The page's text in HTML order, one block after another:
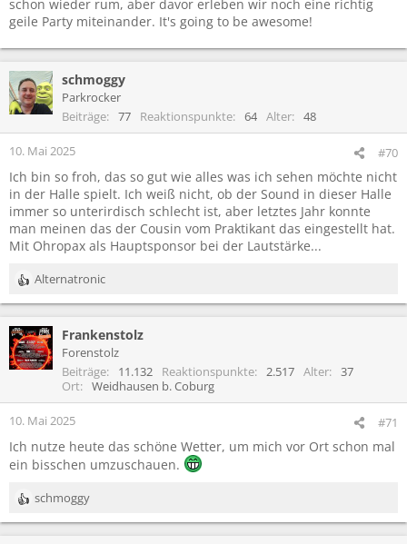
schon wieder rum, aber davor erleben wir noch eine richtig
geile Party miteinander. It's going to be awesome!
schmoggy
Parkrocker
Beiträge
77 Reaktionspunkte 64 Alter 48
10. Mai 2025 #70
Ich bin so froh, das so gut wie alles was ich sehen möchte nicht
in der Halle spielt. Ich weiß nicht, ob der Sound in dieser Halle
immer so unterirdisch schlecht ist, aber letztes Jahr konnte
man meinen das der Cousin vom Praktikant das eingestellt hat.
Mit Ohropax als Hauptsponsor bei der Lautstärke...
R
e
k
t
i
n
e
:
Alternatronic
Frankenstolz
Forenstolz
Beiträge
11.132 Reaktionspunkte 2.517 Alter
37
Ort
Weidhausen b. Coburg
10. Mai 2025 #71
Ich nutze heute das schöne Wetter, um mich vor Ort schon mal
ein bisschen umzuschauen.
R
e
schmoggy